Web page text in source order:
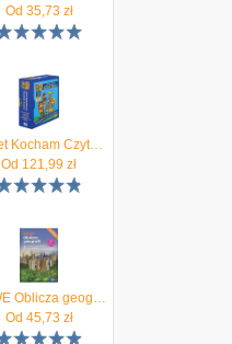
Od 35,73 zł
Pakiet Kocham Czytać. Zeszyty 1-18 + poradnik i kolorowanka
Od 121,99 zł
NOWE Oblicza geografii 2. Podręcznik. Liceum i technikum. Zakres podstawowy. Edycja 2024
Od 45,73 zł